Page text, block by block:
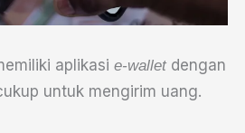
aplikasie-walletdengan
untuk mengirim uang.